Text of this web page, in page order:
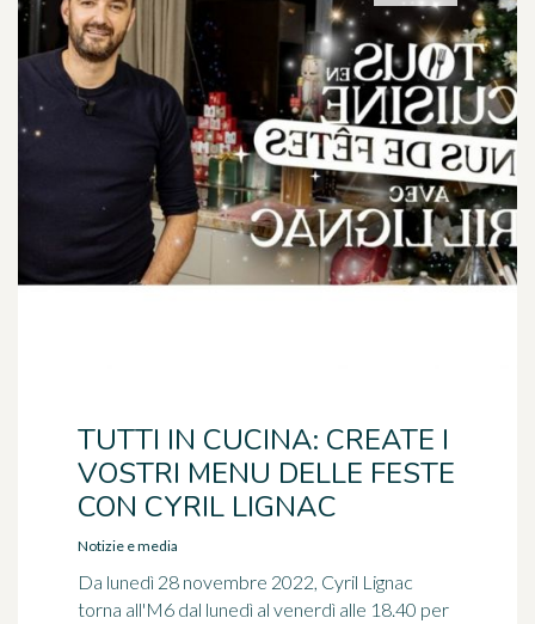
TUTTI IN CUCINA: CREATE I
VOSTRI MENU DELLE FESTE
CON CYRIL LIGNAC
Notizie e media
Da lunedì 28 novembre 2022, Cyril Lignac
torna all'M6 dal lunedì al venerdì alle 18.40 per